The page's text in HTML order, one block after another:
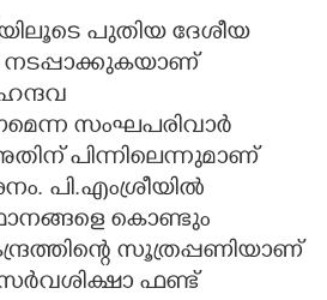
പുതിയ ദേശീയ
നടപ്പാക്കുകയാണ്
സംഘപരിവാർ
പിന്നിലെന്നുമാണ്
പി.എംശ്രീയിൽ
കൊണ്ടും
സൂത്രപ്പണിയാണ്
ഫണ്ട്